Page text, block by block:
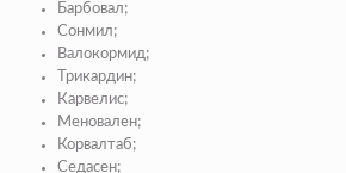
Барбовал;
Сонмил;
Валокормид;
Трикардин;
Карвелис;
Меновален;
Корвалтаб;
Седасен;